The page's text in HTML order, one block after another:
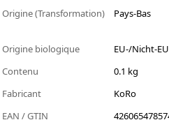
Origine (Transformation)
Pays-Bas
Origine biologique
EU-/Nicht-
Contenu
0.1 kg
Fabricant
KoRo
EAN / GTIN